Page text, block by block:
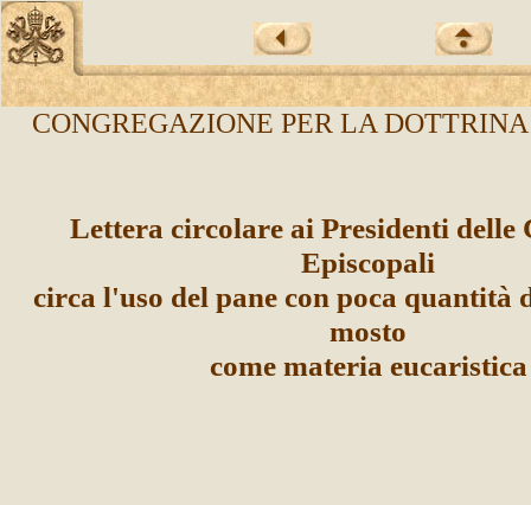
CONGREGAZIONE PER LA
Lettera circolare ai Presidenti delle
Episcopali
circa l'uso del pane con poca quantità
mosto
come materia eucaristica